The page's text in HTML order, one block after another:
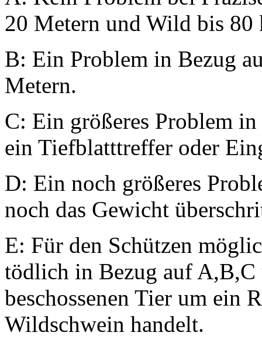
20 Metern und Wild bis 80
B: Ein Problem in Bezug
Metern.
C: Ein größeres Problem
ein Tiefblatttreffer oder
D: Ein noch größeres
noch das Gewicht
E: Für den Schützen
tödlich in Bezug auf A,B,C
beschossenen Tier um ein
Wildschwein handelt.